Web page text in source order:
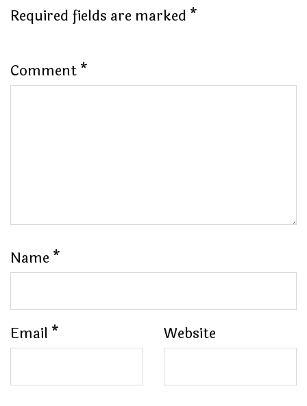
Required fields are marked *
Comment*
Name *
Email * Website